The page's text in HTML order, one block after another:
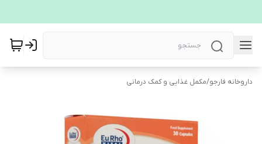
داروخانه فارجو/مکمل غذایی و کمک درمانی